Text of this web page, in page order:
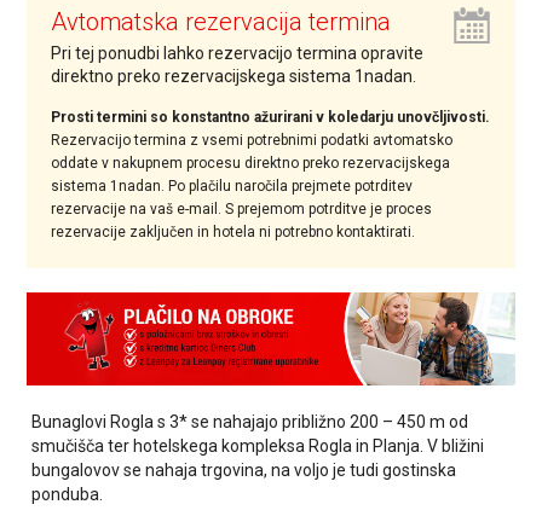
Avtomatska rezervacija termina
Pri tej ponudbi lahko rezervacijo termina opravite
direktno preko rezervacijskega sistema 1nadan.
Prosti termini so konstantno ažurirani v koledarju unovčljivosti.
Rezervacijo termina z vsemi potrebnimi podatki avtomatsko
oddate v nakupnem procesu direktno preko rezervacijskega
sistema 1nadan. Po plačilu naročila prejmete potrditev
rezervacije na vaš e-mail. S prejemom potrditve je proces
rezervacije zaključen in hotela ni potrebno kontaktirati.
Bunaglovi Rogla s 3* se nahajajo približno 200 – 450 m od
smučišča ter hotelskega kompleksa Rogla in Planja. V bližini
bungalovov se nahaja trgovina, na voljo je tudi gostinska
ponduba.